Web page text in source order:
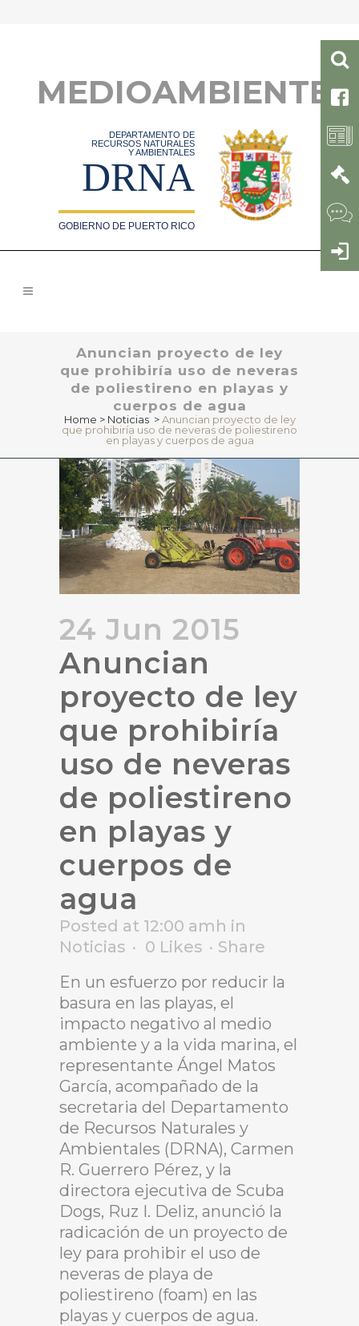
MEDIOAMBIENTE
DEPARTAMENTO DE
RECURSOS NATURALES
Y AMBIENTALES
DRNA
GOBIERNO DE PUERTO RICO
Anuncian proyecto de ley
que prohibiría uso de neveras
de poliestireno en playas y
cuerpos de agua
Home > Noticias >Anuncian proyecto de ley
que prohibiría uso de neveras de poliestireno
en playas y cuerpos de agua
24 Jun 2015
Anuncian
proyecto de ley
que prohibiría
uso de neveras
de poliestireno
en playas y
cuerpos de
agua
Posted at 12:00 amh in
Noticias
0 Likes
Share
En un esfuerzo por reducir la
basura en las playas, el
impacto negativo al medio
ambiente y a la vida marina, el
representante Ángel Matos
García, acompañado de la
secretaria del Departamento
de Recursos Naturales y
Ambientales (DRNA), Carmen
R. Guerrero Pérez, y la
directora ejecutiva de Scuba
Dogs, Ruz I. Deliz, anunció la
radicación de un proyecto de
ley para prohibir el uso de
neveras de playa de
poliestireno (foam) en las
playas y cuerpos de agua.